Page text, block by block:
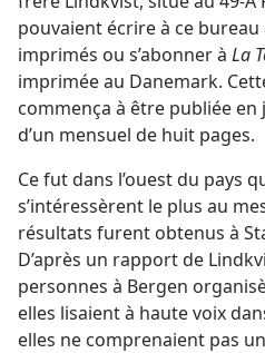
pouvaient écrire à ce
imprimés ou s’abonner à La
imprimée au Danemark.
commença à être publiée en
d’un mensuel de huit pages.
Ce fut dans l’ouest du pays
s’intéressèrent le plus au
résultats furent obtenus à
D’après un rapport de
personnes à Bergen
elles lisaient à haute voix
elles ne comprenaient pas